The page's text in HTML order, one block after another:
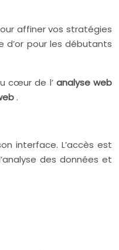
affiner vos stratégies
pour les débutants
cœur de l’ analyse web
.
interface. L’accès est
des données et